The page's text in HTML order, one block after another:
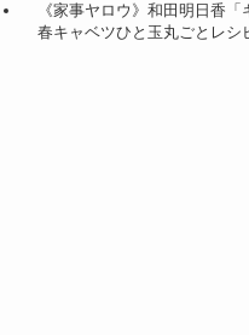
《家事ヤロウ》和田明日香「
春キャベツひと玉丸ごとレシ